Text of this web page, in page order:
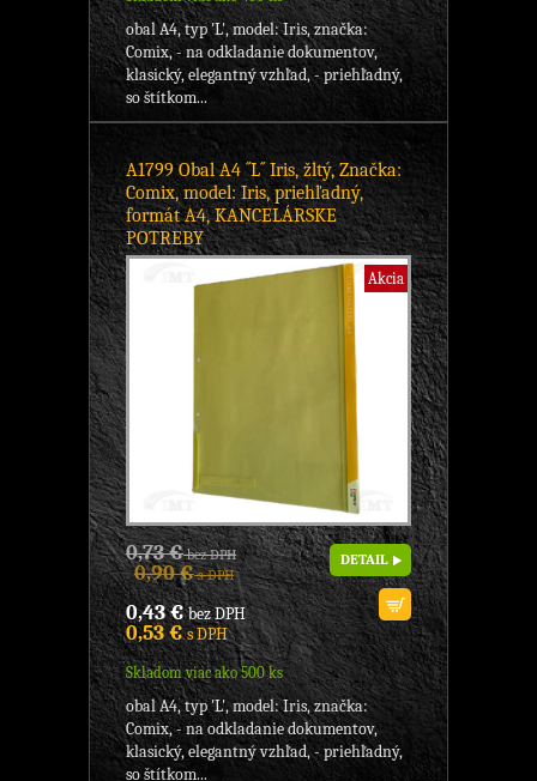
obal A4, typ 'L', model: Iris, značka:
Comix, - na odkladanie dokumentov,
klasický, elegantný vzhľad, - priehľadný,
so štítkom...
A1799 Obal A4 ´´L´´ Iris, žltý, Značka:
Comix, model: Iris, priehľadný,
formát A4, KANCELÁRSKE
POTREBY
Akcia
0,73 €bez DPH
0,90 €s DPH
0,43 €bez DPH
0,53 €s DPH
Skladom viac ako 500 ks
DETAIL
obal A4, typ 'L', model: Iris, značka:
Comix, - na odkladanie dokumentov,
klasický, elegantný vzhľad, - priehľadný,
so štítkom...